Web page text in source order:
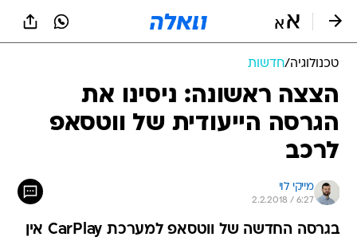
טכנולוגיה/חדשות
הצצה ראשונה: ניסינו את
הגרסה הייעודית של ווטסאפ
לרכב
מייקי לוי
2.2.2018 / 6:27
בגרסה החדשה של ווטסאפ למערכת CarPlay אין